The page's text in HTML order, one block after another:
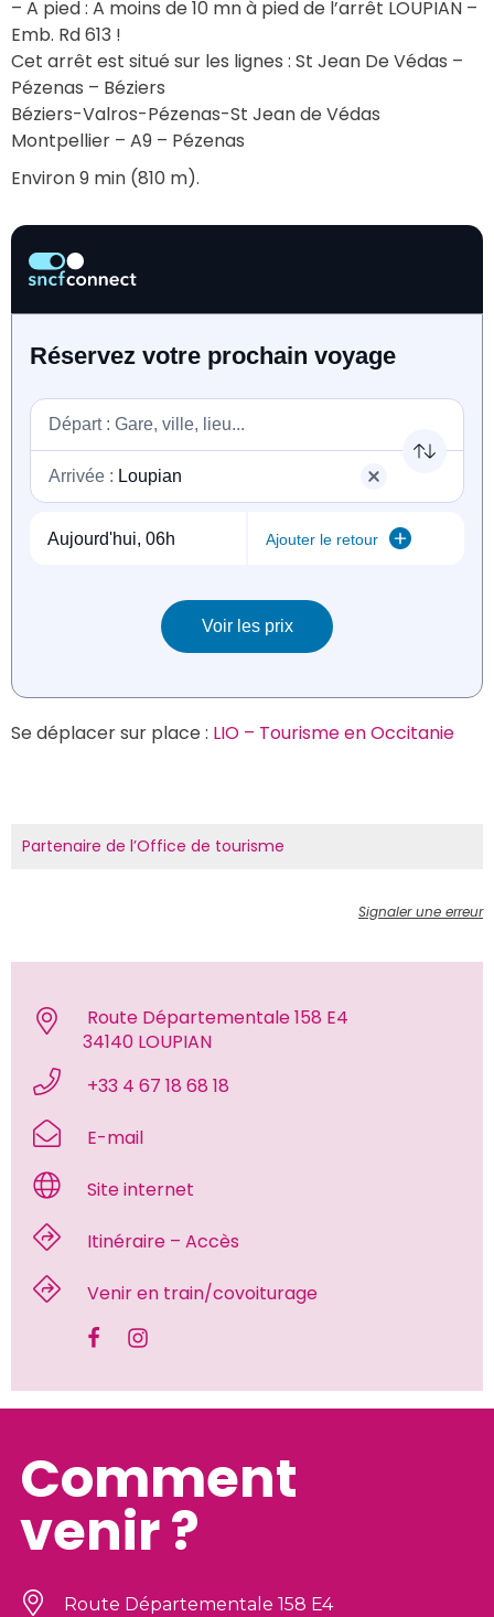
– A pied : A moins de 10 mn à pied de l’arrêt LOUPIAN –
Emb. Rd 613 !
Cet arrêt est situé sur les lignes : St Jean De Védas –
Pézenas – Béziers
Béziers-Valros-Pézenas-St Jean de Védas
Montpellier – A9 – Pézenas
Environ 9 min (810 m).
Se déplacer sur place : LIO – Tourisme en Occitanie
Partenaire de l’Office de tourisme
Signaler une erreur
Route Départementale 158 E4
34140 LOUPIAN
+33 4 67 18 68 18
E-mail
Site internet
Itinéraire – Accès
Venir en train/covoiturage
Comment
venir ?
Route Départementale 158 E4